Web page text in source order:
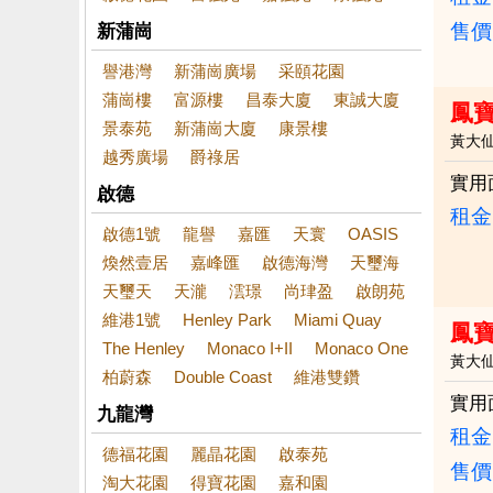
新蒲崗
譽港灣 新蒲崗廣場
采頤花園
蒲崗樓
富源樓 昌泰大廈
東誠大廈
景泰苑
新蒲崗大廈
康景樓
越秀廣場
爵祿居
啟德
啟德1號 龍譽 嘉匯 天寰
OASIS
煥然壹居
嘉峰匯 啟德海灣
天璽海
天璽天
天瀧 澐璟 尚珒盈
啟朗苑
維港1號
Henley Park
Miami Quay
The Henley
Monaco I+II
Monaco One
柏蔚森
Double Coast 維港雙鑽
九龍灣
德福花園 麗晶花園
啟泰苑
淘大花園
得寶花園 嘉和園
售
鳳
黃大
實用
租
鳳
黃大
實用
租
售